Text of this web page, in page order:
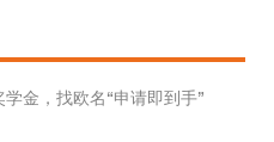
金，找欧名“申请即到手”